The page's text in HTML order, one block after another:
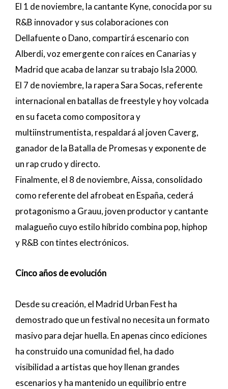
El 1 de noviembre, la cantante Kyne, conocida por su
R&B innovador y sus colaboraciones con
Dellafuente o Dano, compartirá escenario con
Alberdi, voz emergente con raíces en Canarias y
Madrid que acaba de lanzar su trabajo Isla 2000.
El 7 de noviembre, la rapera Sara Socas, referente
internacional en batallas de freestyle y hoy volcada
en su faceta como compositora y
multiinstrumentista, respaldará al joven Caverg,
ganador de la Batalla de Promesas y exponente de
un rap crudo y directo.
Finalmente, el 8 de noviembre, Aissa, consolidado
como referente del afrobeat en España, cederá
protagonismo a Grauu, joven productor y cantante
malagueño cuyo estilo híbrido combina pop, hiphop
y R&B con tintes electrónicos.
Cinco años de evolución
Desde su creación, el Madrid Urban Fest ha
demostrado que un festival no necesita un formato
masivo para dejar huella. En apenas cinco ediciones
ha construido una comunidad fiel, ha dado
visibilidad a artistas que hoy llenan grandes
escenarios y ha mantenido un equilibrio entre